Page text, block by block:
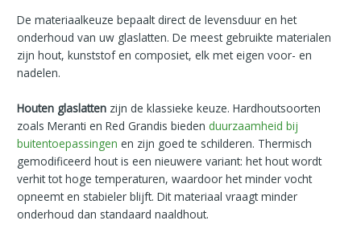
De materiaalkeuze bepaalt direct de levensduur en het
onderhoud van uw glaslatten. De meest gebruikte materialen
zijn hout, kunststof en composiet, elk met eigen voor- en
nadelen.
Houten glaslatten zijn de klassieke keuze. Hardhoutsoorten
zoals Meranti en Red Grandis bieden duurzaamheid bij
buitentoepassingen en zijn goed te schilderen. Thermisch
gemodificeerd hout is een nieuwere variant: het hout wordt
verhit tot hoge temperaturen, waardoor het minder vocht
opneemt en stabieler blijft. Dit materiaal vraagt minder
onderhoud dan standaard naaldhout.